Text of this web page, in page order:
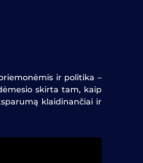
ir politika –
skirta tam, kaip
klaidinančiai ir